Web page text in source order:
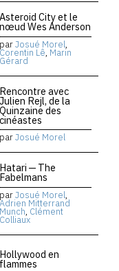
Asteroid City et le
nœud Wes Anderson
parJosué Morel,
Corentin Lê, Marin
Gérard
Rencontre avec
Julien Rejl, de la
Quinzaine des
cinéastes
parJosué Morel
Hatari — The
Fabelmans
parJosué Morel,
Adrien Mitterrand
Munch, Clément
Colliaux
Hollywood en
flammes